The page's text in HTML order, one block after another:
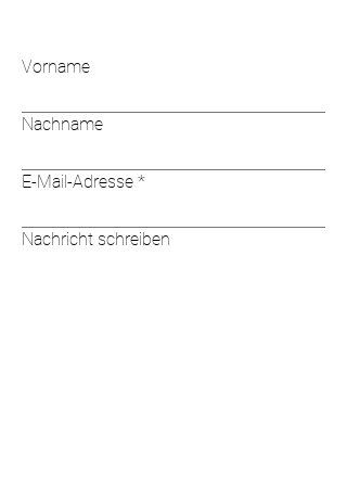
Vorname
Nachname
E-Mail-Adresse
Nachricht schreiben